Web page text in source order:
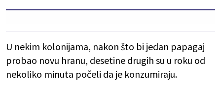
U nekim kolonijama, nakon što bi jedan papagaj
probao novu hranu, desetine drugih su u roku od
nekoliko minuta počeli da je konzumiraju.